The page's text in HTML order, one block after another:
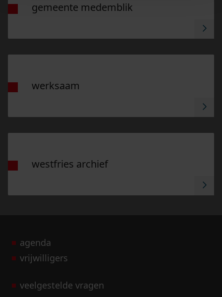
gemeente medemblik
werksaam
westfries archief
agenda
vrijwilligers
veelgestelde vragen